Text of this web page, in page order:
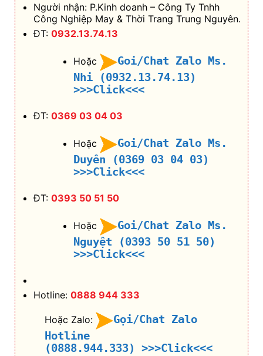
Người nhận: P.Kinh doanh – Công Ty Tnhh
Công Nghiệp May & Thời Trang Trung Nguyên.
ĐT: 0932.13.74.13
Hoặc
Goi/Chat Zalo Ms.
Nhi (0932.13.74.13)
>>>Click<<<
ĐT: 0369 03 04 03
Hoặc
Goi/Chat Zalo Ms.
Duyên (0369 03 04 03)
>>>Click<<<
ĐT: 0393 50 51 50
Hoặc
Goi/Chat Zalo Ms.
Nguyệt (0393 50 51 50)
>>>Click<<<
Hotline: 0888 944 333
Hoặc Zalo:
Gọi/Chat Zalo
Hotline
(0888.944.333)
>>>Click<<<